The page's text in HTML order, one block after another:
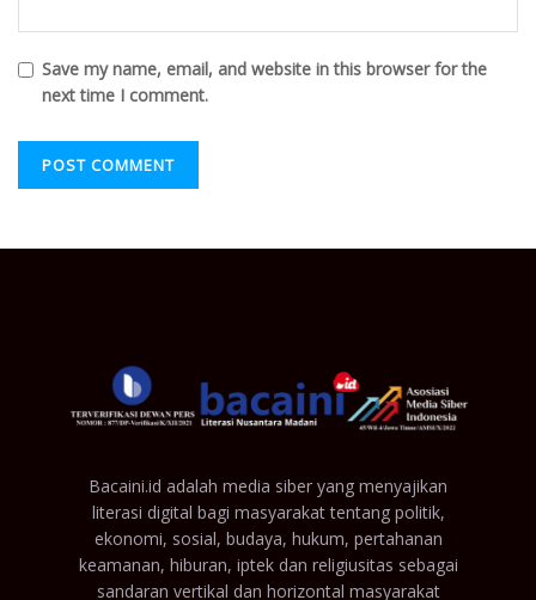
Save my name, email, and website in this browser for the
next time I comment.
Bacaini.id adalah media siber yang menyajikan
literasi digital bagi masyarakat tentang politik,
ekonomi, sosial, budaya, hukum, pertahanan
keamanan, hiburan, iptek dan religiusitas sebagai
sandaran vertikal dan horizontal masyarakat